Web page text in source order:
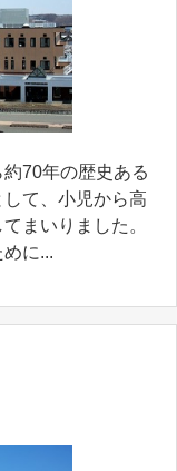
70年の歴史ある
て、小児から高
まいりました。
に...